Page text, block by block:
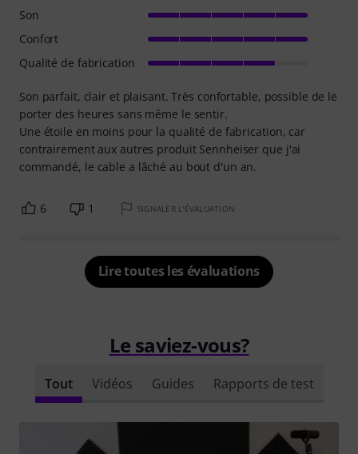
Son parfait, clair et plaisant. Très confortable, possible de le
porter des heures sans même le sentir.
Une étoile en moins pour la qualité de fabrication, car
contrairement aux autres produit Sennheiser que j'ai
commandé, le cable a lâché au bout d'un an.
Son
Confort
Qualité de fabrication
6 1 SIGNALER L'ÉVALUATION
Lire toutes les évaluations
Le saviez-vous?
Tout Vidéos Guides Rapports de test